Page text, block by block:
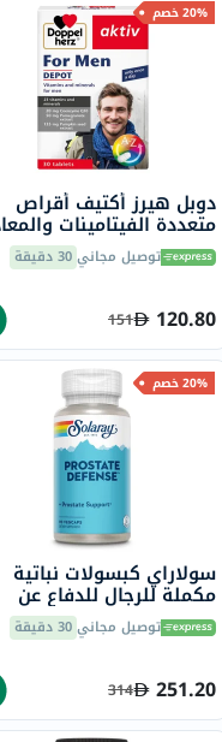
20% خصم
دوبل هيرز أكتيف أقراص
متعددة الفيتامينات
للرجال حزمة من 30
توصيل مجاني30 دقيقة
120.80
151
20% خصم
سولاراي كبسولات نباتية
مكملة للرجال للدفاع عن
البروستاتا حزمة من 90
توصيل مجاني30 دقيقة
251.20
314